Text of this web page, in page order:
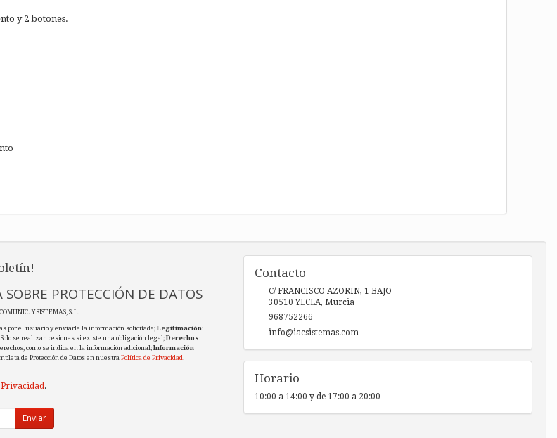
y 2 botones.
PROTECCIÓN DE DATOS
Y SISTEMAS, S.L.
por el usuario y enviarle la información solicitada;Legitimación:
se realizan cesiones si existe una obligación legal;Derechos:
como se indica en la información adicional;Información
de Protección de Datos en nuestraPolítica de Privacidad.
.
Enviar
Contacto
C/ FRANCISCO AZORIN, 1 BAJO
30510 YECLA, Murcia
968752266
info@iacsistemas.com
Horario
10:00 a 14:00 y de 17:00 a 20:00